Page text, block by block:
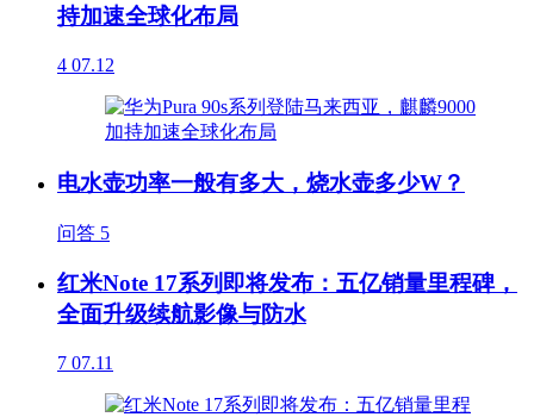
持加速全球化布局
4 07.12
电水壶功率一般有多大，烧水壶多少W？
问答 5
红米Note 17系列即将发布：五亿销量里程碑，
全面升级续航影像与防水
7 07.11